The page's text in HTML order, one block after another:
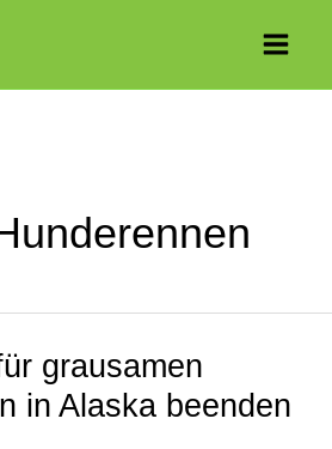
grausamen
in Alaska beenden